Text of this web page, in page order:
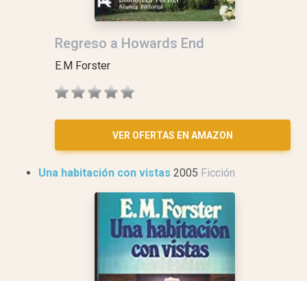
Regreso a Howards End
E.M Forster
VER OFERTAS EN AMAZON
Una habitación con vistas 2005 Ficción